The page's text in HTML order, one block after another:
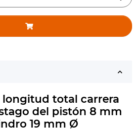
total carrera
del pistón 8 mm
19 mm Ø